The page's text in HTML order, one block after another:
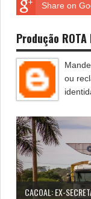
Share on
Produção ROTA
ou
CACOAL: EX-